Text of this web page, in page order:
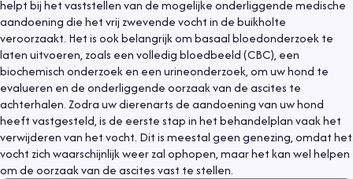
helpt bij het vaststellen van de mogelijke onderliggende medische
aandoening die het vrij zwevende vocht in de buikholte
veroorzaakt. Het is ook belangrijk om basaal bloedonderzoek te
laten uitvoeren, zoals een volledig bloedbeeld (CBC), een
biochemisch onderzoek en een urineonderzoek, om uw hond te
evalueren en de onderliggende oorzaak van de ascites te
achterhalen. Zodra uw dierenarts de aandoening van uw hond
heeft vastgesteld, is de eerste stap in het behandelplan vaak het
verwijderen van het vocht. Dit is meestal geen genezing, omdat het
vocht zich waarschijnlijk weer zal ophopen, maar het kan wel helpen
om de oorzaak van de ascites vast te stellen.